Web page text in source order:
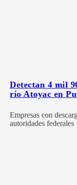
Detectan 4 mil
río Atoyac en
Empresas con
autoridades federales